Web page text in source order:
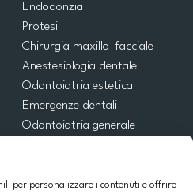
per personalizzare i contenuti e offrire
Endodonzia
Protesi
Chirurgia maxillo-facciale
Anestesiologia dentale
Odontoiatria estetica
Emergenze dentali
Odontoiatria generale
Implantologia dentale